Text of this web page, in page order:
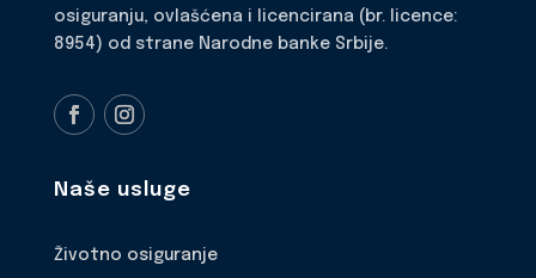
osiguranju, ovlašćena i licencirana (br. licence:
8954) od strane Narodne banke Srbije.
Naše usluge
Životno osiguranje